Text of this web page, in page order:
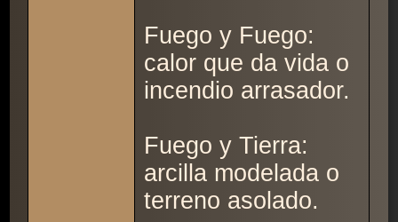
Fuego y Fuego:
calor que da vida o
incendio arrasador.
Fuego y Tierra:
arcilla modelada o
terreno asolado.